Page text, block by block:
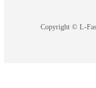
Copyright © L-